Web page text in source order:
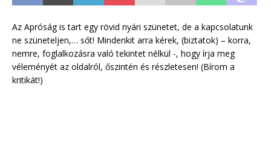
Az Apróság is tart egy rövid nyári szünetet, de a kapcsolatunk
ne szüneteljen,… sőt! Mindenkit arra kérek, (biztatok) – korra,
nemre, foglalkozásra való tekintet nélkül -, hogy írja meg
véleményét az oldalról, őszintén és részletesen! (Bírom a
kritikát!)